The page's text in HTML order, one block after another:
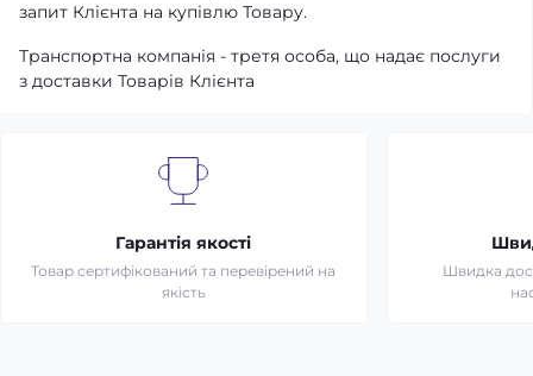
запит Клієнта на купівлю Товару.
Транспортна компанія - третя особа, що надає послуги
з доставки Товарів Клієнта
Гарантія якості
Товар сертифікований та перевірений на
якість
Швидка